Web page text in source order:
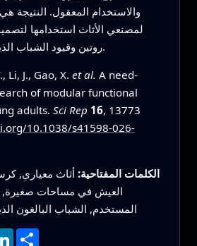
والاستخدام المعقول.
لمصنعي الأثاث استخدامها
روتين وقيود الشباب الذين يعيشون بمفردهم.
Li, J., Gao, X. et al. A need-
of modular functional
adults. Sci Rep 16, 13773
10.1038/s41598-026-
الكلمات المفتاحية:أثاث معياري,
العيش في مساحات صغيرة,
المستخدم, الشباب البالغون
LinkedIn
انشر